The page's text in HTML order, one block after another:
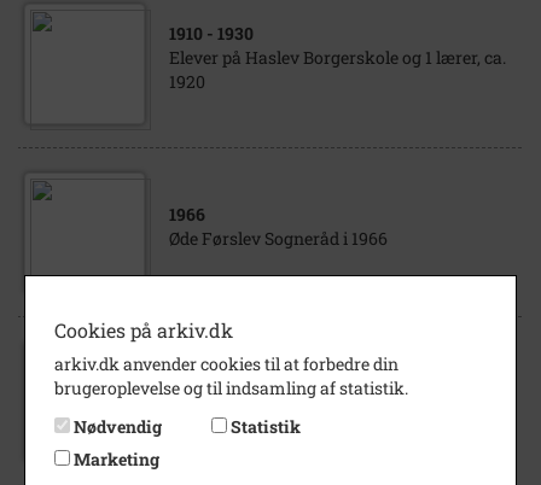
1910 - 1930
Elever på Haslev Borgerskole og 1 lærer, ca.
1920
1966
Øde Førslev Sogneråd i 1966
1920- 1930
Fodboldkamp mellem: Fremad Amager -
Haslev Idræts Forening
Cookies på arkiv.dk
arkiv.dk anvender cookies til at forbedre din
brugeroplevelse og til indsamling af statistik.
Nødvendig
Statistik
Marketing